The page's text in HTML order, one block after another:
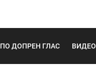
ПО ДОПРЕН ГЛАС ВИДЕО